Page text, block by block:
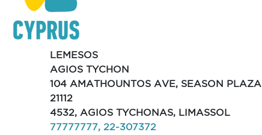
LEMESOS
AGIOS TYCHON
104 AMATHOUNTOS AVE, SEASON PLAZA
21112
4532, AGIOS TYCHONAS, LIMASSOL
77777777, 22-307372